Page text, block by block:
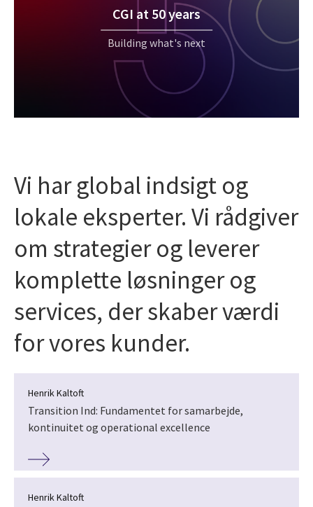
CGI at 50 years
Building what's next
Vi har global indsigt og
lokale eksperter. Vi rådgiver
om strategier og leverer
komplette løsninger og
services, der skaber værdi
for vores kunder.
Henrik Kaltoft
Transition Ind: Fundamentet for samarbejde,
kontinuitet og operational excellence
Henrik Kaltoft